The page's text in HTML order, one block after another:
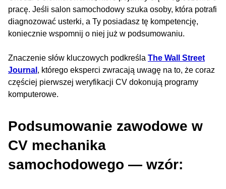
pracę. Jeśli salon samochodowy szuka osoby, która potrafi
diagnozować usterki, a Ty posiadasz tę kompetencję,
koniecznie wspomnij o niej już w podsumowaniu.
Znaczenie słów kluczowych podkreśla The Wall Street
Journal , którego eksperci zwracają uwagę na to, że coraz
częściej pierwszej weryfikacji CV dokonują programy
komputerowe.
Podsumowanie zawodowe w
CV mechanika
samochodowego — wzór: